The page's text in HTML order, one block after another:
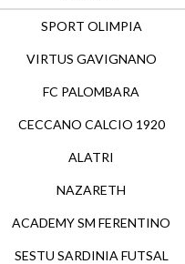
SPORT OLIMPIA
VIRTUS GAVIGNANO
FC PALOMBARA
CECCANO CALCIO 1920
ALATRI
NAZARETH
ACADEMY SM FERENTINO
SESTU SARDINIA FUTSAL